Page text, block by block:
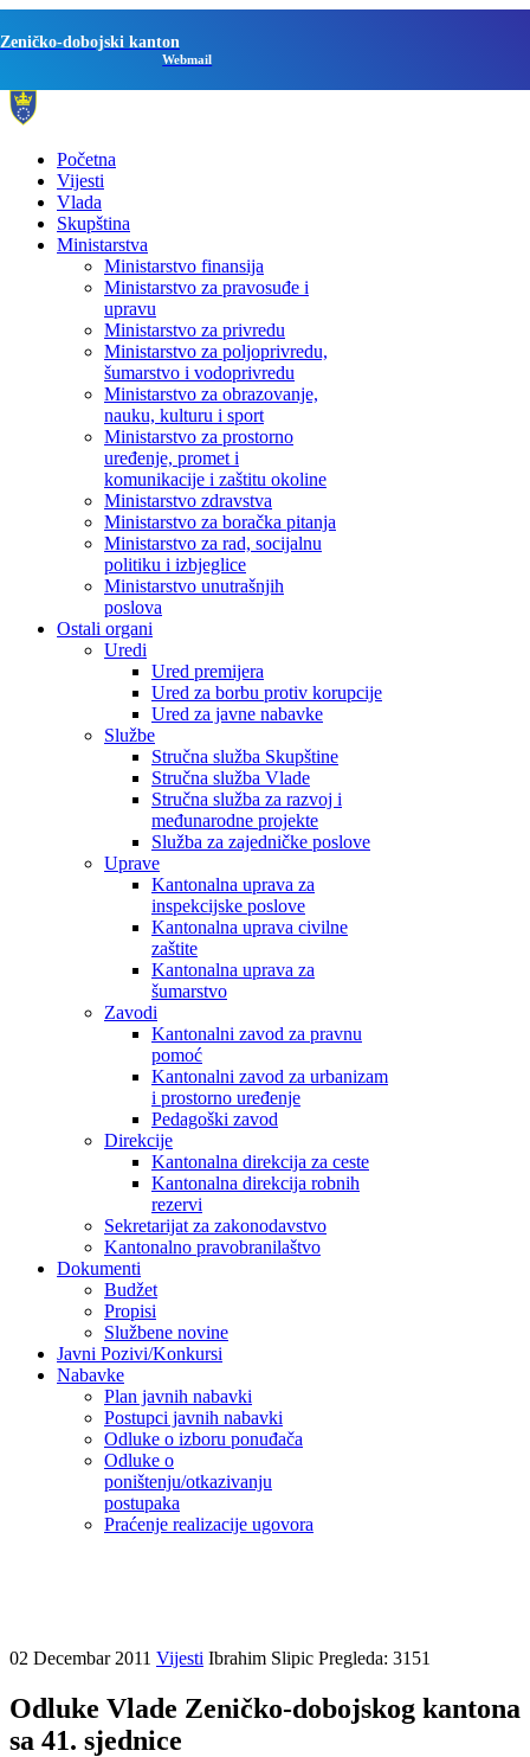
Zeničko-dobojski kanton
Webmail
Početna
Vijesti
Vlada
Skupština
Ministarstva
Ministarstvo finansija
Ministarstvo za pravosuđe i
upravu
Ministarstvo za privredu
Ministarstvo za poljoprivredu,
šumarstvo i vodoprivredu
Ministarstvo za obrazovanje,
nauku, kulturu i sport
Ministarstvo za prostorno
uređenje, promet i
komunikacije i zaštitu okoline
Ministarstvo zdravstva
Ministarstvo za boračka pitanja
Ministarstvo za rad, socijalnu
politiku i izbjeglice
Ministarstvo unutrašnjih
poslova
Ostali organi
Uredi
Ured premijera
Ured za borbu protiv korupcije
Ured za javne nabavke
Službe
Stručna služba Skupštine
Stručna služba Vlade
Stručna služba za razvoj i
međunarodne projekte
Služba za zajedničke poslove
Uprave
Kantonalna uprava za
inspekcijske poslove
Kantonalna uprava civilne
zaštite
Kantonalna uprava za
šumarstvo
Zavodi
Kantonalni zavod za pravnu
pomoć
Kantonalni zavod za urbanizam
i prostorno uređenje
Pedagoški zavod
Direkcije
Kantonalna direkcija za ceste
Kantonalna direkcija robnih
rezervi
Sekretarijat za zakonodavstvo
Kantonalno pravobranilaštvo
Dokumenti
Budžet
Propisi
Službene novine
Javni Pozivi/Konkursi
Nabavke
Plan javnih nabavki
Postupci javnih nabavki
Odluke o izboru ponuđača
Odluke o
poništenju/otkazivanju
postupaka
Praćenje realizacije ugovora
02 Decembar 2011 Vijesti Ibrahim Slipic Pregleda: 3151
Odluke Vlade Zeničko-dobojskog kantona
sa 41. sjednice